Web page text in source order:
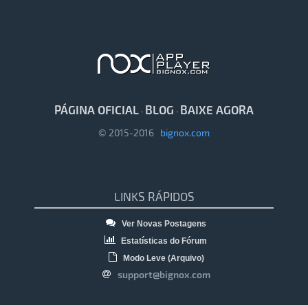
PÁGINA OFICIAL · BLOG · BAIXE AGORA
© 2015-2016 bignox.com
LINKS RÁPIDOS
Ver Novas Postagens
Estatísticas do Fórum
Modo Leve (Arquivo)
support@bignox.com